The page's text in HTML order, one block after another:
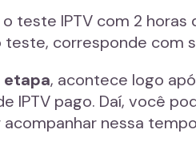
o teste IPTV com 2
teste, corresponde com
, acontece logo
IPTV pago. Daí, você
nessa